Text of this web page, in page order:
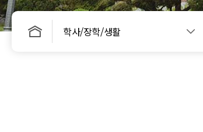
학사/장학/생활